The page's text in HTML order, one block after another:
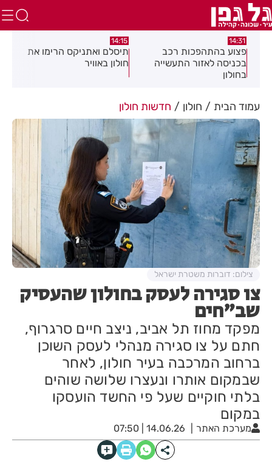
14:31
פצוע בהתהפכות רכב
בכניסה לאזור התעשייה
בחולון
14:15
תיסלם ואתניקס הרימו את
חולון באוויר
עמוד הבית חולון חדשות חולון
צו סגירה לעסק בחולון שהעסיק
שב"חים
מפקד מחוז תל אביב, ניצב חיים סרגרוף,
חתם על צו סגירה מנהלי לעסק השוכן
ברחוב המרכבה בעיר חולון, לאחר
שבמקום אותרו ונעצרו שלושה שוהים
בלתי חוקיים שעל פי החשד הועסקו
במקום
מערכת האתר 14.06.26 | 07:50
צילום: דוברות משטרת ישראל